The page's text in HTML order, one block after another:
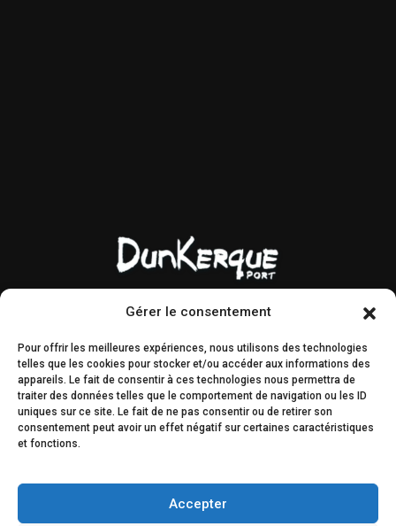
Gérer le consentement
Pour offrir les meilleures expériences, nous utilisons des technologies
telles que les cookies pour stocker et/ou accéder aux informations des
appareils. Le fait de consentir à ces technologies nous permettra de
traiter des données telles que le comportement de navigation ou les ID
uniques sur ce site. Le fait de ne pas consentir ou de retirer son
consentement peut avoir un effet négatif sur certaines caractéristiques
et fonctions.
Accepter
Droit à l’image
Plan du site
AMI & MIS
Engagements
éthiques